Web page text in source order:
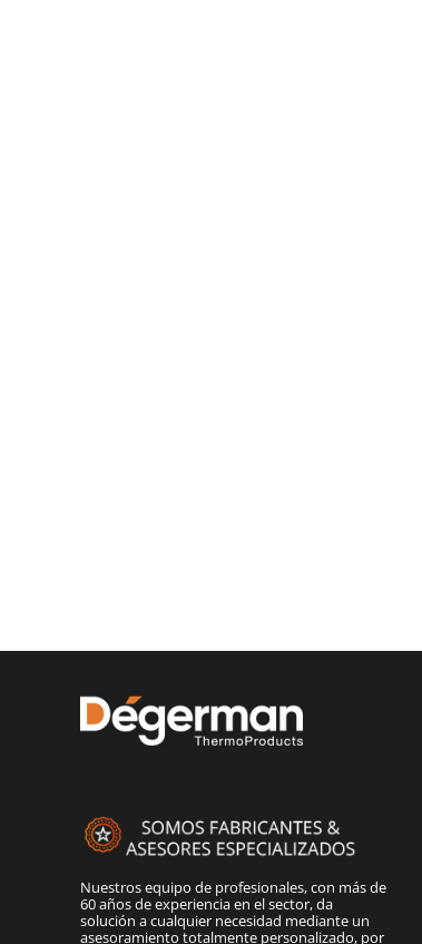
Nuestros equipo de profesionales, con más de
60 años de experiencia en el sector, da
solución a cualquier necesidad mediante un
asesoramiento totalmente personalizado, por